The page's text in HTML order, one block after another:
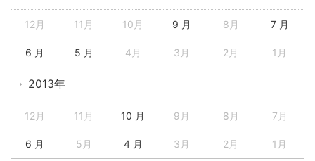
12月 11月 10月 9 月 8月 7 月
6 月 5 月 4月 3月 2月 1月
2013年
12月 11月 10 月 9月 8月 7月
6 月 5月 4 月 3月 2月 1月